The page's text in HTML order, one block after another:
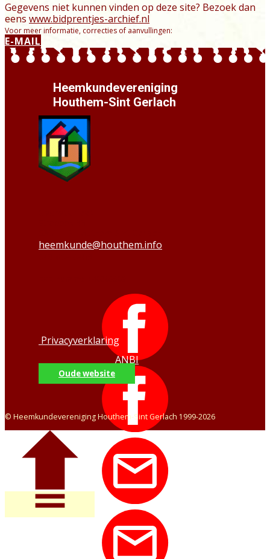
Gegevens niet kunnen vinden op deze site? Bezoek dan
eens www.bidprentjes-archief.nl
Voor meer informatie, correcties of aanvullingen:
E-MAIL
Heemkundevereniging
Houthem-Sint Gerlach
heemkunde@houthem.info
Privacyverklaring
ANBI
Oude website
© Heemkundevereniging Houthem-Sint Gerlach 1999-2026